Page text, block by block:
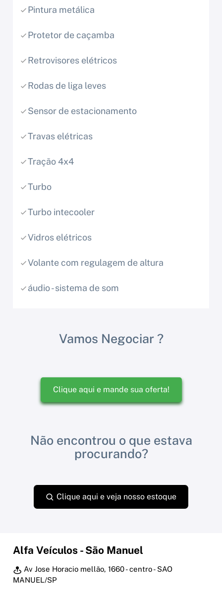
Pintura metálica
Protetor de caçamba
Retrovisores elétricos
Rodas de liga leves
Sensor de estacionamento
Travas elétricas
Tração 4x4
Turbo
Turbo intecooler
Vidros elétricos
Volante com regulagem de altura
áudio - sistema de som
Vamos Negociar ?
Clique aqui e mande sua oferta!
Não encontrou o que estava
procurando?
Clique aqui e veja nosso estoque
Alfa Veículos - São Manuel
Av Jose Horacio mellão, 1660 - centro - SAO
MANUEL/SP